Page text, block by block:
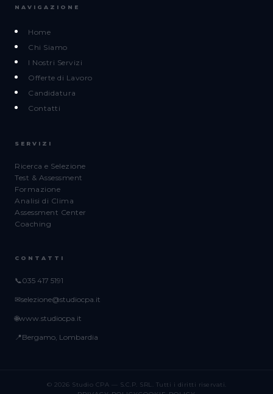
NAVIGAZIONE
Home
Chi Siamo
I Nostri Servizi
Offerte di Lavoro
Candidatura
Contatti
SERVIZI
Ricerca e Selezione
Test & Assessment
Formazione
Analisi di Clima
Assessment Center
Coaching
CONTATTI
📞 035 417 5191
✉selezione@studiocpa.it
🌐www.studiocpa.it
📍Bergamo, Lombardia
© 2026 Studio CPA — S.C.P. SRL. Tutti i diritti riservati.